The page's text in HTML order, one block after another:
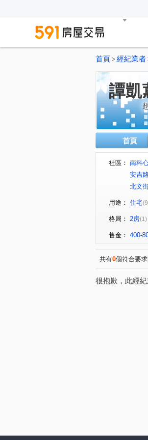
首頁 > 經紀業者
譚凱
首頁
社區： 南科
安吉
北文
用途： 住宅
格局： 2房(1)
售金： 400-
共有0個符合要
很抱歉，此經